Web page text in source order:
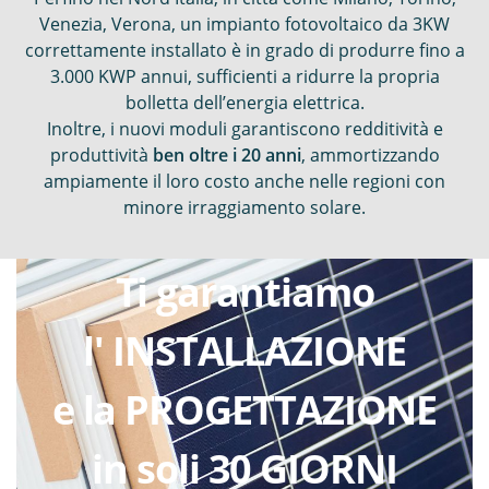
Venezia, Verona, un impianto fotovoltaico da 3KW
correttamente installato è in grado di produrre fino a
3.000 KWP annui, sufficienti a ridurre la propria
bolletta dell’energia elettrica.
Inoltre, i nuovi moduli garantiscono redditività e
produttività ben oltre i 20 anni, ammortizzando
ampiamente il loro costo anche nelle regioni con
minore irraggiamento solare.
Ti garantiamo
l' INSTALLAZIONE
e la PROGETTAZIONE
in soli 30 GIORNI